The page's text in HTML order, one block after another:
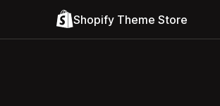
Shopify Theme Store